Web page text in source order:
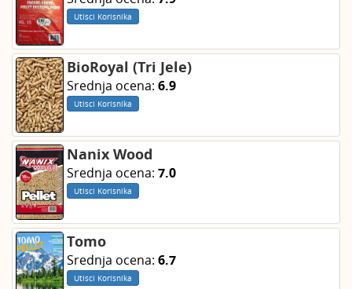
Utisci Korisnika
BioRoyal (Tri Jele)
Srednja ocena: 6.9
Utisci Korisnika
Nanix Wood
Srednja ocena: 7.0
Utisci Korisnika
Tomo
Srednja ocena: 6.7
Utisci Korisnika